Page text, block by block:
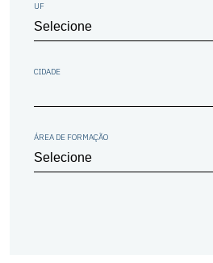
UF
CIDADE
ÁREA DE FORMAÇÃO